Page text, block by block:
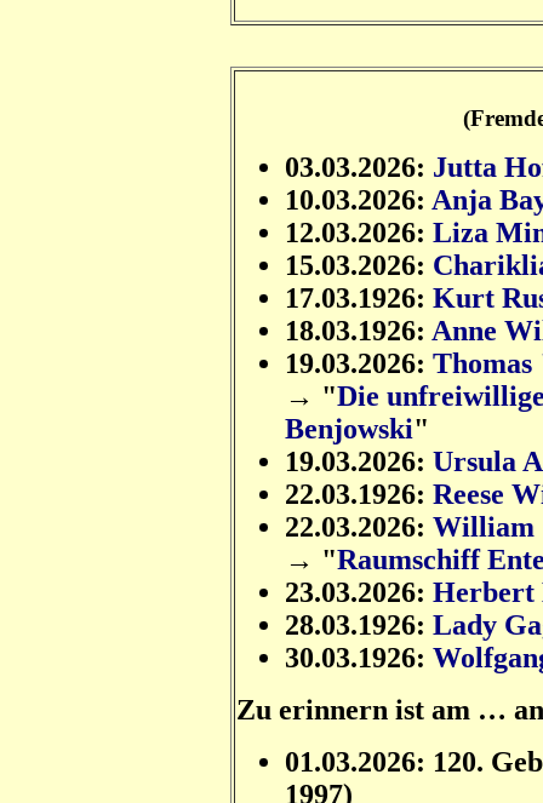
03.03.2026: Jutta
10.03.2026: Anja
12.03.2026: Liza
15.03.2026:
17.03.1926: Kurt
18.03.1926: Anne
19.03.2026:
→ "Die
Benjowski"
19.03.2026: Ursula
22.03.1926: Reese
22.03.2026: William
→ "Raumschiff
23.03.2026: Herbert
28.03.1926: Lady
30.03.1926:
Zu erinnern ist am …
01.03.2026: 120.
1997)